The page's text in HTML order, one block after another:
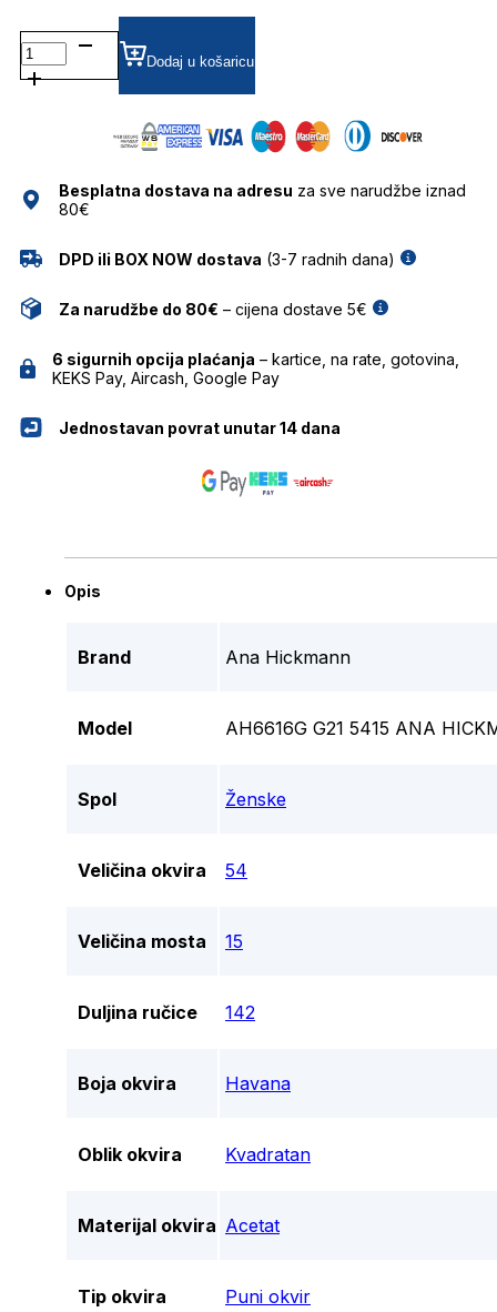
AH6616G DIOPTRIJSKI
OKVIRI
ANA
Dodaj u košaricu
Besplatna dostava na adresu za sve narudžbe iznad
80€
DPD ili BOX NOW dostava (3-7 radnih dana)
Za narudžbe do 80€ – cijena dostave 5€
6 sigurnih opcija plaćanja – kartice, na rate, gotovina,
KEKS Pay, Aircash, Google Pay
Jednostavan povrat unutar 14 dana
Opis
Brand Ana Hickmann
Model AH6616G G21 5415 ANA
Spol Ženske
Veličina okvira 54
Veličina mosta 15
Duljina ručice 142
Boja okvira Havana
Oblik okvira Kvadratan
Materijal okvira Acetat
Tip okvira Puni okvir